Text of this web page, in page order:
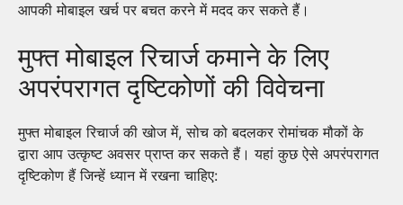
आपकी मोबाइल खर्च पर बचत करने में मदद कर सकते हैं।
मुफ्त मोबाइल रिचार्ज कमाने के लिए
अपरंपरागत दृष्टिकोणों की विवेचना
मुफ्त मोबाइल रिचार्ज की खोज में, सोच को बदलकर रोमांचक मौकों के
द्वारा आप उत्कृष्ट अवसर प्राप्त कर सकते हैं। यहां कुछ ऐसे अपरंपरागत
दृष्टिकोण हैं जिन्हें ध्यान में रखना चाहिए: